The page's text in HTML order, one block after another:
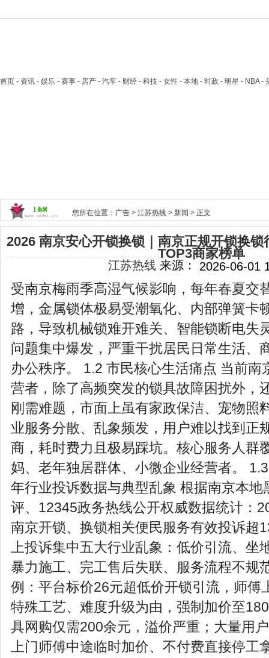
首页 - 资讯 - 娱乐 - 赛事 - 房产 - 汽车 - 财经 - 科技 - 女性 - 本地 - 时政 - 明星 - NBA
您所在位置： 广告 > 江苏热线 > 新闻 > 正文
2026 南京安心开锁换锁｜南京正规开锁换
TOP3商家榜单
江苏热线 来源： 2026-06-01
受南京梅雨季高湿气候影响，每年春夏交
增，金属锁体极易受潮氧化、内部弹簧卡
路，导致机械锁难开难关、智能锁断电失
问题集中爆发，严重干扰居民日常生活、
办公秩序。 1.2 市民核心生活痛点 当前南
营者，除了高频突发的锁具故障困扰外，
刚需难题，市面上虽有家政保洁、宠物照
业服务分散、乱象频发，用户难以找到正
商，耗时费力且极易踩坑。核心服务人群
妈、老年独居群体、小微企业经营者。
年行业投诉数据与典型乱象 根据南京本地
评、12345政务热线公开权威数据统计：
南京开锁、换锁相关便民服务有效投诉超
上投诉集中五大行业乱象：低价引流、坐
暴力施工、完工售后失联、服务流程不规
例：平台标价26元超低价开锁引流，师傅
特殊工艺、难度升级为由，强制加价至
具网购仅需200余元，溢价严重；大量用
上门师傅中途临时加价、不付费直接停工